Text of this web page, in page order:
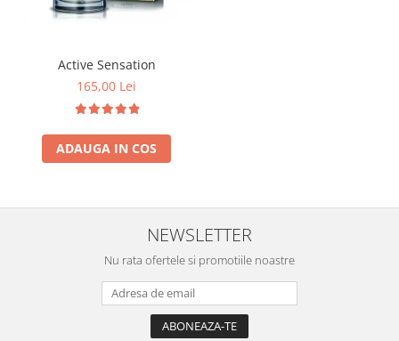
Active Sensation
165,00 Lei
ADAUGA IN COS
NEWSLETTER
Nu rata ofertele si promotiile noastre